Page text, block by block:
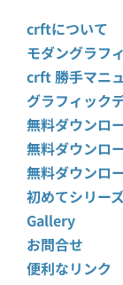
crftについて
モダングラフ
crft 勝手マニ
グラフィック
無料ダウン
無料ダウン
無料ダウン
初めてシリー
Gallery
お問合せ
便利なリンク